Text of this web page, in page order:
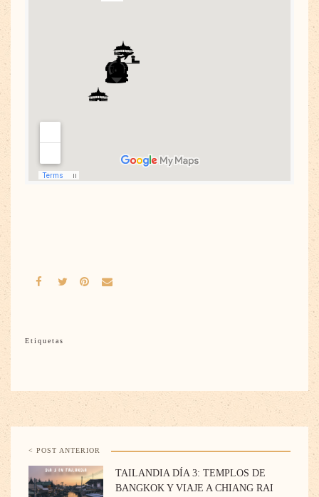
Etiquetas
< POST ANTERIOR
TAILANDIA DÍA 3: TEMPLOS DE
BANGKOK Y VIAJE A CHIANG RAI